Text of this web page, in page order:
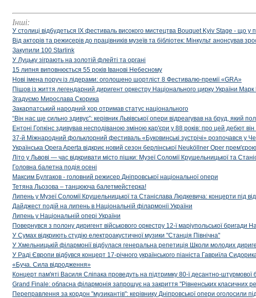
Інші:
У столиці відбудеться IX фестиваль високого мистецтва Bouquet Kyiv Stage - що у
Від акторів та режисерів до працівників музеїв та бібліотек: Мінкульт анонсував
Закупили 100 Starlink
У Луцьку зіграють на золотій флейті та органі
15 липня виповнюється 55 років Іванові Небесному
Нові імена поруч із лідерами: оголошено шортліст 8 Фестивалю-премії «GRA»
Пішов із життя легендарний диригент оркестру Національного цирку України Марк
Згадуємо Мирослава Скорика
Закарпатський народний хор отримав статус національного
“Він нас ще сильно здивує”: керівник Львівської опери відреагував на бруд, який
Ентоні Гопкінс здивував несподіваною зміною кар'єри у 88 років: про цей дебют він
37-й Міжнародний фольклорний фестиваль «Буковинські зустрічі» розпочався у
Українська Opera Aperta відкриє новий сезон берлінської Neuköllner Oper прем'єрою
Літо у Львові — час відкривати місто пішки: Музеї Соломії Крушельницької та
Головна балетна подія осені
Максим Булгаков - головний режисер Дніпровської національної опери
Тетяна Льозова – танцююча балетмейстерка!
Липень у Музеї Соломії Крушельницької та Станіслава Людкевича: концерти під
Дайджест подій на липень в Національній філармонії України
Липень у Національній опері України
Повернувся з полону диригент військового оркестру 12-ї маріупольської бригади
У Сумах відкриють студію електроакустичної музики "Станція Північна"
У Хмельницькій філармонії відбулася генеральна репетиція Школи молодих
У Раді Європи відбувся концерт 17-річного українського піаніста Гавриїла
«Буча. Сила відродження»
Концерт пам'яті Василя Сліпака проведуть на підтримку 80-ї десантно-
Grand Finale: обласна філармонія запрошує на закриття "Рівненських класичних
Переправлення за кордон "музикантів": керівнику Дніпровської опери оголосили